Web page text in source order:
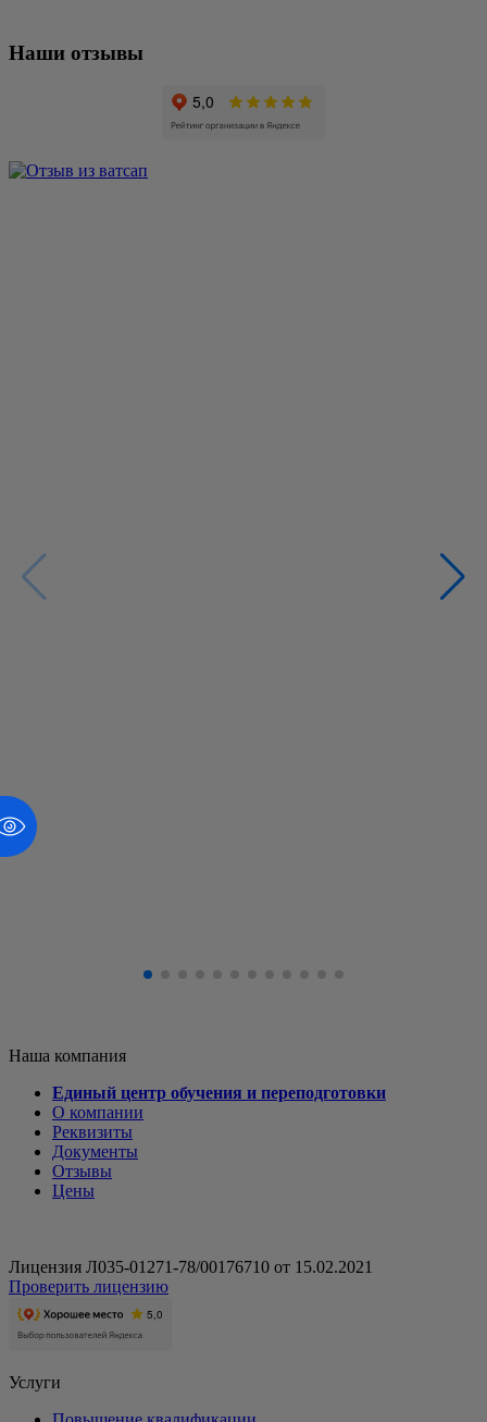
Наши отзывы
Наша компания
Единый центр обучения и переподготовки
О компании
Реквизиты
Документы
Отзывы
Цены
Лицензия Л035-01271-78/00176710 от 15.02.2021
Проверить лицензию
Услуги